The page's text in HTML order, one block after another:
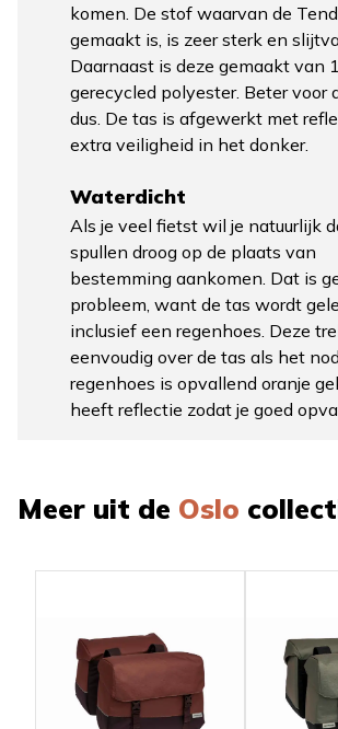
komen. De stof waarvan de
gemaakt is, is zeer sterk en
Daarnaast is deze gemaakt van
gerecycled polyester. Beter voor
dus. De tas is afgewerkt met
extra veiligheid in het donker.
Waterdicht
Als je veel fietst wil je natuurlijk
spullen droog op de plaats van
bestemming aankomen. Dat is
probleem, want de tas wordt
inclusief een regenhoes. Deze
eenvoudig over de tas als het
regenhoes is opvallend oranje
heeft reflectie zodat je goed
Meer uit de Oslo